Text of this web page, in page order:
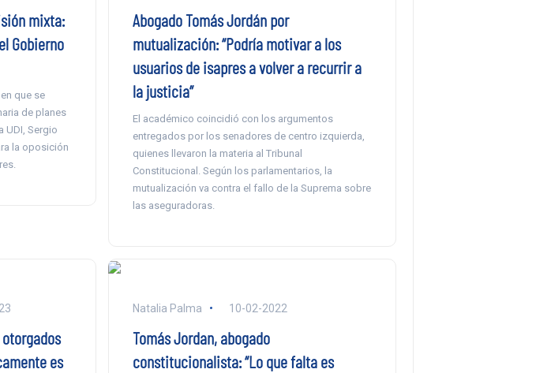
mixta:
Gobierno
que se
de planes
UDI, Sergio
la oposición
Abogado Tomás Jordán por
mutualización: “Podría motivar a los
usuarios de isapres a volver a recurrir a
la justicia”
El académico coincidió con los argumentos
entregados por los senadores de centro izquierda,
quienes llevaron la materia al Tribunal
Constitucional. Según los parlamentarios, la
mutualización va contra el fallo de la Suprema sobre
las aseguradoras.
es
Natalia Palma 10-02-2022
Tomás Jordan, abogado
constitucionalista: “Lo que falta es